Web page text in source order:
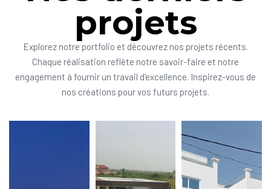
projets
Explorez notre portfolio et découvrez nos projets récents.
Chaque réalisation reflète notre savoir-faire et notre
engagement à fournir un travail d’excellence. Inspirez-vous de
nos créations pour vos futurs projets.